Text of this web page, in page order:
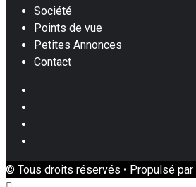
Société
Points de vue
Petites Annonces
Contact
© Tous droits réservés • Propulsé